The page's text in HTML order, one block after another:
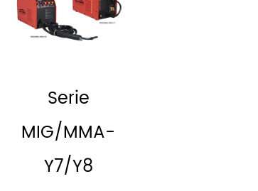
Serie
MIG/MMA-
Y7/Y8